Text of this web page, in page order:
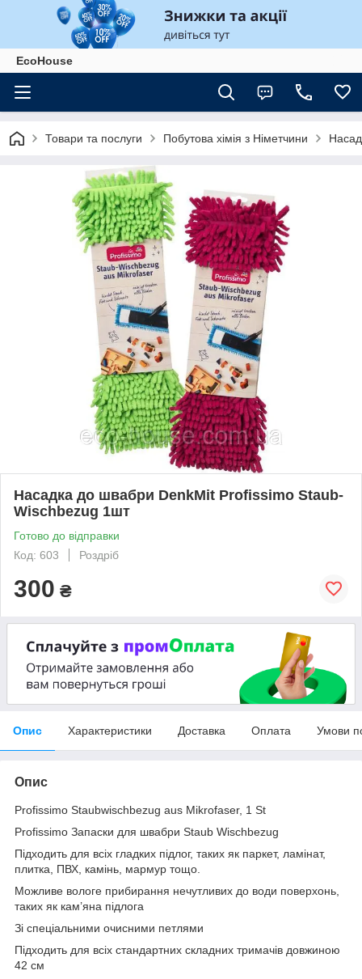
EcoHouse
Товари та послуги Побутова хімія з Німетчини
Насадка до швабри DenkMit Profissimo Staub-
Wischbezug 1шт
Готово до відправки
Код: 603
Роздріб
300 ₴
Опис Характеристики Доставка Оплата Умови
Опис
Profissimo Staubwischbezug aus Mikrofaser, 1 St
Profissimo Запаски для швабри Staub Wischbezug
Підходить для всіх гладких підлог, таких як паркет, ламінат,
плитка, ПВХ, камінь, мармур тощо.
Можливе вологе прибирання нечутливих до води поверхонь,
таких як кам’яна підлога
Зі спеціальними очисними петлями
Підходить для всіх стандартних складних тримачів довжиною
42 см